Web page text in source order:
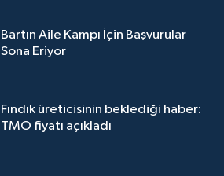
Bartın Aile Kampı İçin Başvurular
Sona Eriyor
Fındık üreticisinin beklediği haber:
TMO fiyatı açıkladı